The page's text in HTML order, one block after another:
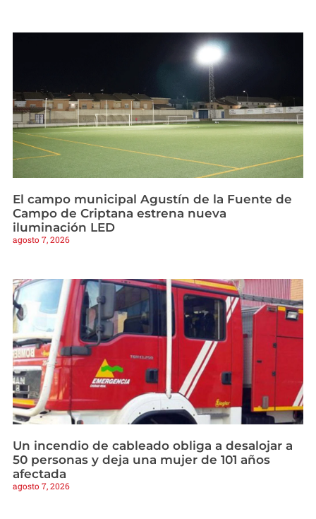
El campo municipal Agustín de la Fuente de
Campo de Criptana estrena nueva
iluminación LED
agosto 7, 2026
Un incendio de cableado obliga a desalojar a
50 personas y deja una mujer de 101 años
afectada
agosto 7, 2026